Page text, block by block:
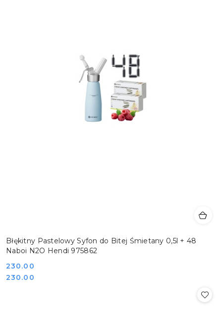
Błękitny Pastelowy Syfon do Bitej Śmietany 0,5l + 48
Naboi N2O Hendi 975862
Cena:
230.00
Cena:
230.00